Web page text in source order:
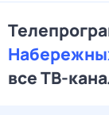
все ТВ-